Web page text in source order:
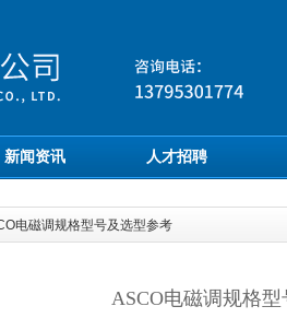
新闻资讯 人才招聘
电磁调规格型号及选型参考
ASCO电磁调规格